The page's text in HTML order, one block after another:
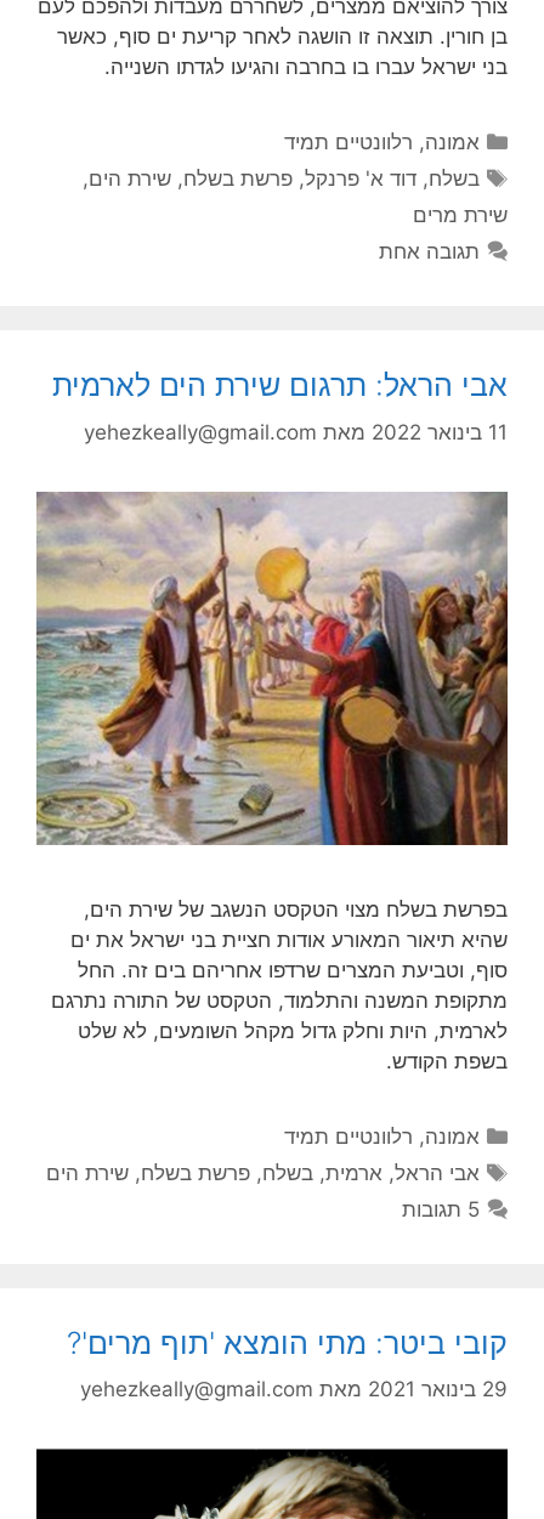
צורך להוציאם ממצרים, לשחררם מעבדות ולהפכם לעם
בן חורין. תוצאה זו הושגה לאחר קריעת ים סוף, כאשר
בני ישראל עברו בו בחרבה והגיעו לגדתו השנייה.
קטגוריות
אמונה, רלוונטיים תמיד
תגיות
בשלח,דוד א' פרנקל,פרשת בשלח,שירת הים,
שירת מרים
תגובה אחת
אבי הראל: תרגום שירת הים לארמית
11 בינואר 2022 מאת yehezkeally@gmail.com
בפרשת בשלח מצוי הטקסט הנשגב של שירת הים,
שהיא תיאור המאורע אודות חציית בני ישראל את ים
סוף, וטביעת המצרים שרדפו אחריהם בים זה. החל
מתקופת המשנה והתלמוד, הטקסט של התורה נתרגם
לארמית, היות וחלק גדול מקהל השומעים, לא שלט
בשפת הקודש.
קטגוריות
אמונה, רלוונטיים תמיד
תגיות
אבי הראל, ארמית,בשלח,פרשת בשלח,שירת הים
5 תגובות
קובי ביטר: מתי הומצא 'תוף מרים'?
29 בינואר 2021 מאת yehezkeally@gmail.com